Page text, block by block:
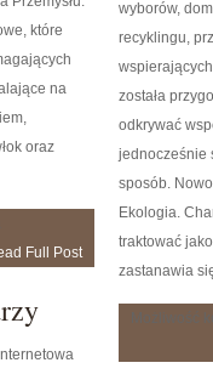
które
na
oraz
Full Post
wyborów,
recyklingu,
została
odkrywać
jednocześnie
sposób.
Ekologia.
traktować
zastanawia